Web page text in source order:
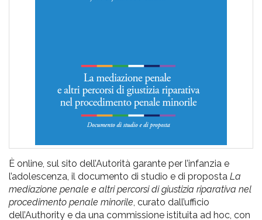
È online, sul sito dell’Autorità garante per l’infanzia e
l’adolescenza, il documento di studio e di proposta La
mediazione penale e altri percorsi di giustizia riparativa nel
procedimento penale minorile, curato dall’ufficio
dell’Authority e da una commissione istituita ad hoc, con